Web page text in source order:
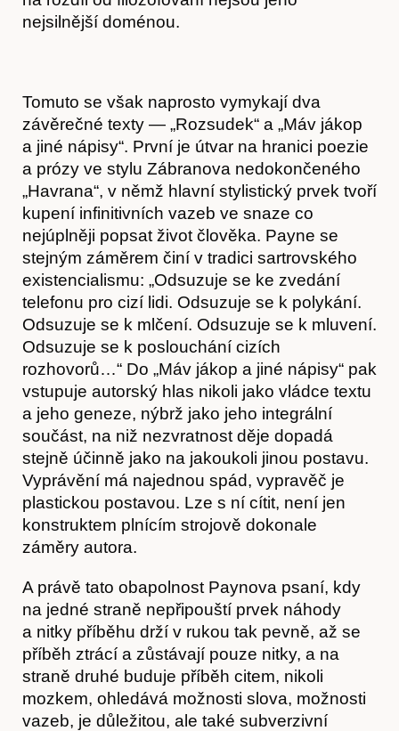
Akce
O nás
Obchod
nejsilnější doménou.
Tomuto se však naprosto vymykají dva
závěrečné texty — „Rozsudek“ a „Máv jákop
a jiné nápisy“. První je útvar na hranici poezie
a prózy ve stylu Zábranova nedokončeného
„Havrana“, v němž hlavní stylistický prvek tvoří
kupení infinitivních vazeb ve snaze co
nejúplněji popsat život člověka. Payne se
stejným záměrem činí v tradici sartrovského
existencialismu: „Odsuzuje se ke zvedání
telefonu pro cizí lidi. Odsuzuje se k polykání.
Odsuzuje se k mlčení. Odsuzuje se k mluvení.
Odsuzuje se k poslouchání cizích
rozhovorů…“ Do „Máv jákop a jiné nápisy“ pak
vstupuje autorský hlas nikoli jako vládce textu
a jeho geneze, nýbrž jako jeho integrální
součást, na niž nezvratnost děje dopadá
stejně účinně jako na jakoukoli jinou postavu.
Vyprávění má najednou spád, vypravěč je
plastickou postavou. Lze s ní cítit, není jen
konstruktem plnícím strojově dokonale
záměry autora.
A právě tato obapolnost Paynova psaní, kdy
na jedné straně nepřipouští prvek náhody
a nitky příběhu drží v rukou tak pevně, až se
příběh ztrácí a zůstávají pouze nitky, a na
straně druhé buduje příběh citem, nikoli
mozkem, ohledává možnosti slova, možnosti
vazeb, je důležitou, ale také subverzivní